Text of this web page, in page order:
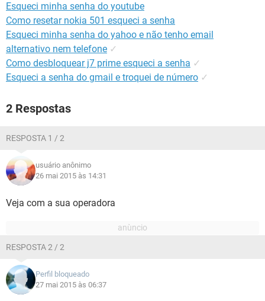
Esqueci minha senha do youtube
Como resetar nokia 501 esqueci a senha
Esqueci minha senha do yahoo e não tenho email
alternativo nem telefone ✓
Como desbloquear j7 prime esqueci a senha ✓
Esqueci a senha do gmail e troquei de número ✓
2 Respostas
RESPOSTA 1 / 2
usuário anônimo
26 mai 2015 às 14:31
Veja com a sua operadora
RESPOSTA 2 / 2
Perfil bloqueado
27 mai 2015 às 06:37